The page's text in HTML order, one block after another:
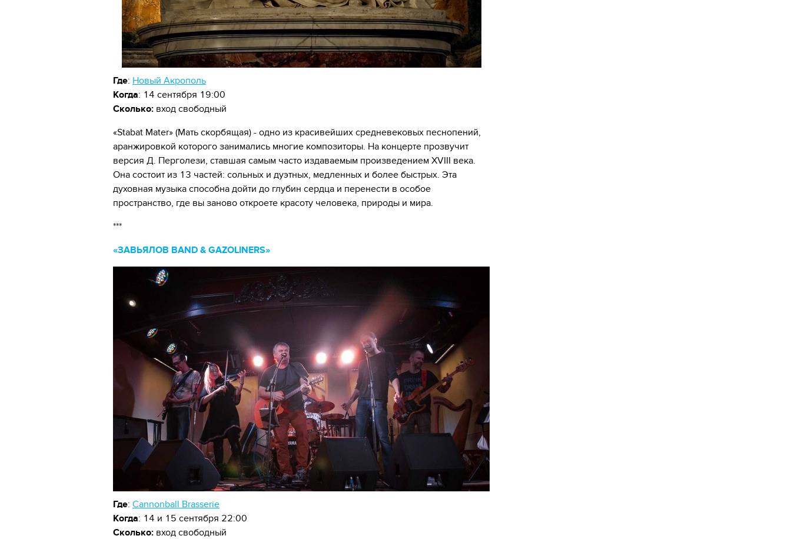
Где: Новый Акрополь
Когда: 14 сентября 19:00
Сколько: вход свободный
«Stabat Mater» (Мать скорбящая) - одно из красивейших средневековых песнопений,
аранжировкой которого занимались многие композиторы. На концерте прозвучит
версия Д. Перголези, ставшая самым часто издаваемым произведением XVIII века.
Она состоит из 13 частей: сольных и дуэтных, медленных и более быстрых. Эта
духовная музыка способна дойти до глубин сердца и перенести в особое
пространство, где вы заново откроете красоту человека, природы и мира.
***
«ЗАВЬЯЛОВ BAND & GAZOLINERS»
Где: Cannonball Brasserie
Когда: 14 и 15 сентября 22:00
Сколько: вход свободный